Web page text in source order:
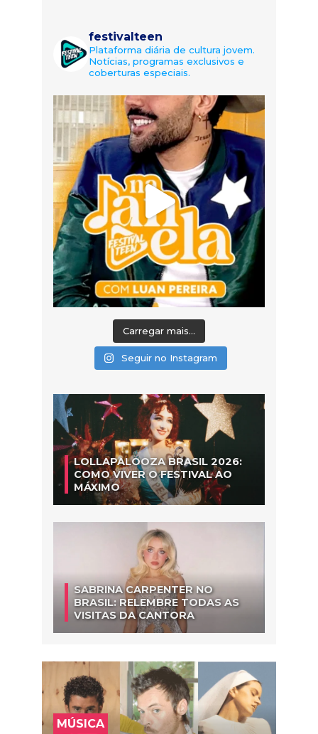
festivalteen
Plataforma diária de cultura jovem.
Notícias, programas exclusivos e
coberturas especiais.
Carregar mais...
Seguir no Instagram
LOLLAPALOOZA BRASIL 2026:
COMO VIVER O FESTIVAL AO
MÁXIMO
SABRINA CARPENTER NO
BRASIL: RELEMBRE TODAS AS
VISITAS DA CANTORA
MÚSICA